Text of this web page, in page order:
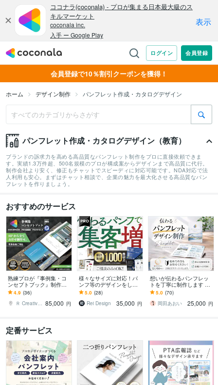
会員登録で10％割引クーポンを獲得！
ホーム デザイン制作 パンフレット作成・カタログデザイン
パンフレット作成・カタログデザイン（教育）
ブランドの訴求力を高める高品質なパンフレット制作をプロに直接依頼できま
す。実績1.3万件超、500名規模のプロが構成案からデザインまで高品質に代行。
制作会社より安く、修正もチャットでスピーディに対応可能です。NDA対応で法
人利用も安心。まずはチャット相談で、企業の魅力を最大化させる高品質なパン
フレットを作りましょう。
おすすめのサービス
熟練プロが『事例集・コ
ンセプトブック』制作致
します 各専門分野の実務
歴12年～21年のデザイナ
ーメンバーがご対応
4.9 (36)
Ｒ Creative Design 85,000 円
様々なサイズに対応！パ
ンフ等のデザインをしま
す 印刷会社勤務デザイナ
ーが、デザインから入稿
データまで作ります
5.0 (28)
Rei Design
35,000 円
想いが伝わるパンフレッ
トを丁寧に制作します チ
ラシ・会社案内・リーフ
レットまで幅広く対応。
お気軽にどうぞ
5.0 (70)
岡田あおい
25,000 円
定番サービス